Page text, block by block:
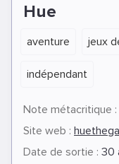
Hue
aventure jeux
indépendant
Note métacritique :
Site web :
Date de sortie : 30